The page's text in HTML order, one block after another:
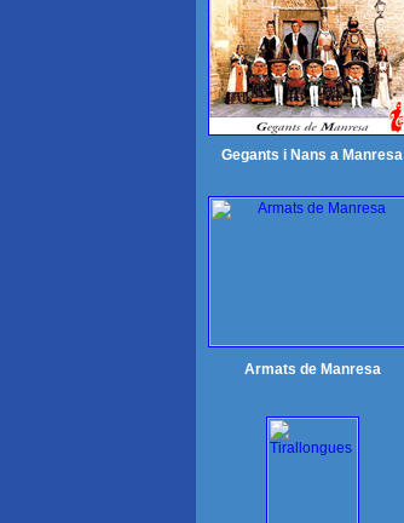
Gegants i Nans a Manresa
Armats de Manresa